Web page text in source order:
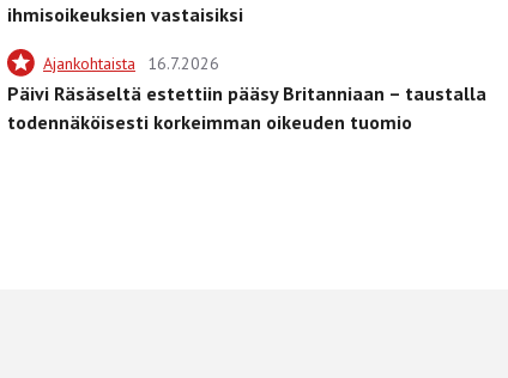
ihmisoikeuksien vastaisiksi
Ajankohtaista 16.7.2026
Päivi Räsäseltä estettiin pääsy Britanniaan – taustalla
todennäköisesti korkeimman oikeuden tuomio